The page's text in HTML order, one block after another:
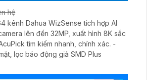
hệ
kênh Dahua WizSense tích hợp AI
lên đến 32MP, xuất hình 8K sắc
tìm kiếm nhanh, chính xác. -
lọc báo động giả SMD Plus